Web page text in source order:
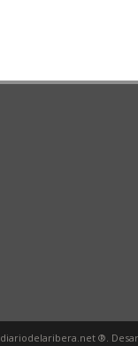
diariodelaribera.net ®.